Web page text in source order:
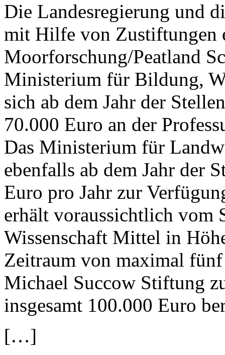
Die Landesregierung und
mit Hilfe von Zustiftungen
Moorforschung/Peatland
Ministerium für Bildung,
sich ab dem Jahr der
70.000 Euro an der
Das Ministerium für
ebenfalls ab dem Jahr der
Euro pro Jahr zur
erhält voraussichtlich vom
Wissenschaft Mittel in
Zeitraum von maximal
Michael Succow Stiftung
insgesamt 100.000 Euro
[…]